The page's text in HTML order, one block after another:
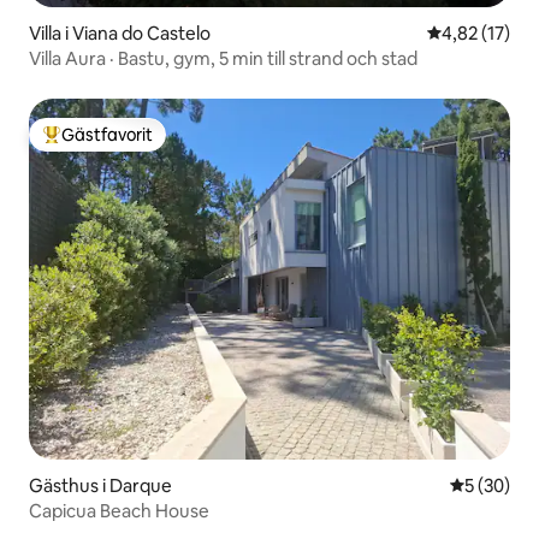
Villa i Viana do Castelo 4,82 av 5 i
4,82 (17)
Villa Aura · Bastu, gym, 5 min till strand och stad
Populär gästfavorit
Gästfavorit
Gästhus i Darque 5 av 5 i
5 (30)
Capicua Beach House